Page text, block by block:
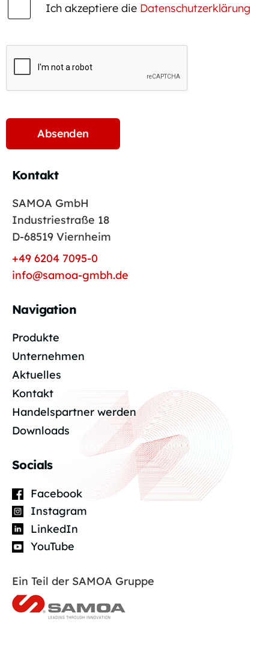
Ich akzeptiere die Datenschutzerklärung
Kontakt
SAMOA GmbH
Industriestraße 18
D-68519 Viernheim
+49 6204 7095-0
info@samoa-gmbh.de
Navigation
Produkte
Unternehmen
Aktuelles
Kontakt
Handelspartner werden
Downloads
Socials
Facebook
Instagram
LinkedIn
YouTube
Ein Teil der SAMOA Gruppe